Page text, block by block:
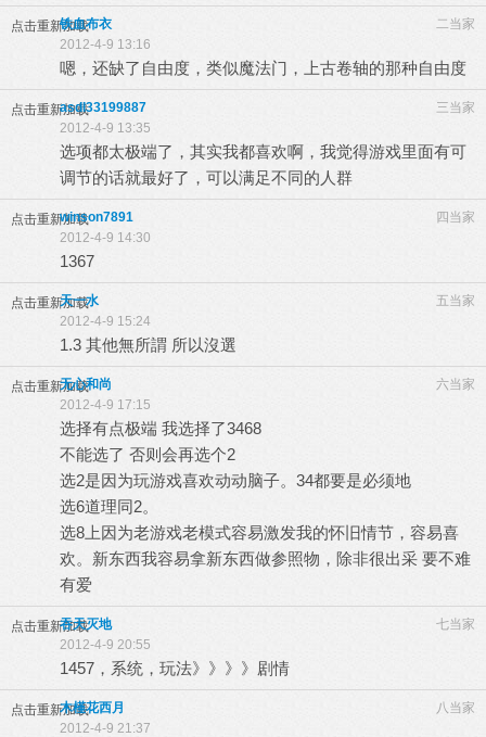
点击重新加载 二当家
铁血布衣
2012-4-9 13:16
嗯，还缺了自由度，类似魔法门，上古卷轴的那种自由度
点击重新加载 三当家
asdl33199887
2012-4-9 13:35
选项都太极端了，其实我都喜欢啊，我觉得游戏里面有可
调节的话就最好了，可以满足不同的人群
点击重新加载 四当家
winson7891
2012-4-9 14:30
1367
点击重新加载 五当家
天一水
2012-4-9 15:24
1.3 其他無所謂 所以沒選
点击重新加载 六当家
无心和尚
2012-4-9 17:15
选择有点极端 我选择了3468
不能选了 否则会再选个2
选2是因为玩游戏喜欢动动脑子。34都要是必须地
选6道理同2。
选8上因为老游戏老模式容易激发我的怀旧情节，容易喜
欢。新东西我容易拿新东西做参照物，除非很出采 要不难
有爱
点击重新加载 七当家
吞天灭地
2012-4-9 20:55
1457，系统，玩法》》》》剧情
点击重新加载 八当家
木槿花西月
2012-4-9 21:37